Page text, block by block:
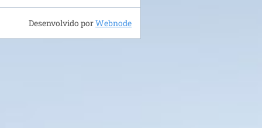
Desenvolvido porWebnode